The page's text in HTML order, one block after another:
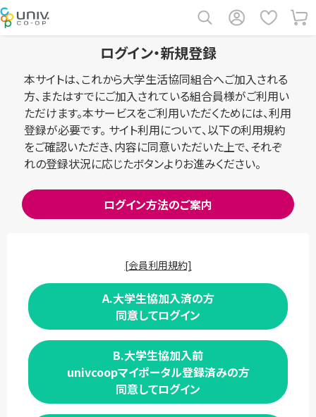
ログイン・新規登録
本サイトは、これから大学生活協同組合へご加入される
方、またはすでにご加入されている組合員様がご利用い
ただけます。本サービスをご利用いただくためには、利用
登録が必要です。 サイト利用について、以下の利用規約
をご確認いただき、内容に同意いただいた上で、それぞ
れの登録状況に応じたボタンよりお進みください。
ログイン方法のご案内
[会員利用規約]
A.大学生協加入済の方
同意してログイン
B.大学生協加入前
univcoopマイポータル登録済みの方
同意してログイン